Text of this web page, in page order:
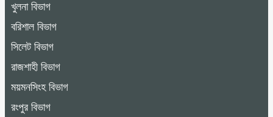
খুলনা বিভাগ
বরিশাল বিভাগ
সিলেট বিভাগ
রাজশাহী বিভাগ
ময়মনসিংহ বিভাগ
রংপুর বিভাগ